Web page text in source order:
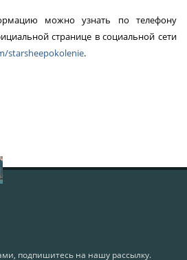
можно узнать по телефону
странице в социальной сети
starsheepokolenie.
подпишитесь на нашу рассылку.